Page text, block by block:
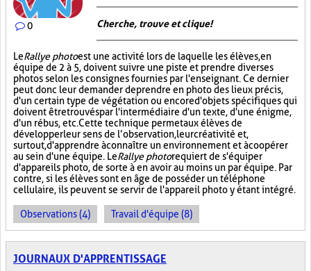
0 Cherche, trouve et clique !
LeRallye photoest une activité lors de laquelle les élèves, en
équipe de 2 à 5, doivent suivre une piste et prendre diverses
photos selon les consignes fournies par l'enseignant. Ce dernier
peut donc leur demander de prendre en photo des lieux précis,
d'un certain type de végétation ou encore d'objets spécifiques qui
doivent être trouvés par l'intermédiaire d'un texte, d'une énigme,
d'un rébus, etc. Cette technique permet aux élèves de
développer leur sens de l’observation, leur créativité et,
surtout, d'apprendre à connaître un environnement et à coopérer
au sein d'une équipe. LeRallye photorequiert de s'équiper
d'appareils photo, de sorte à en avoir au moins un par équipe. Par
contre, si les élèves sont en âge de posséder un téléphone
cellulaire, ils peuvent se servir de l'appareil photo y étant intégré.
Observations (4) Travail d'équipe (8)
JOURNAUX D'APPRENTISSAGE